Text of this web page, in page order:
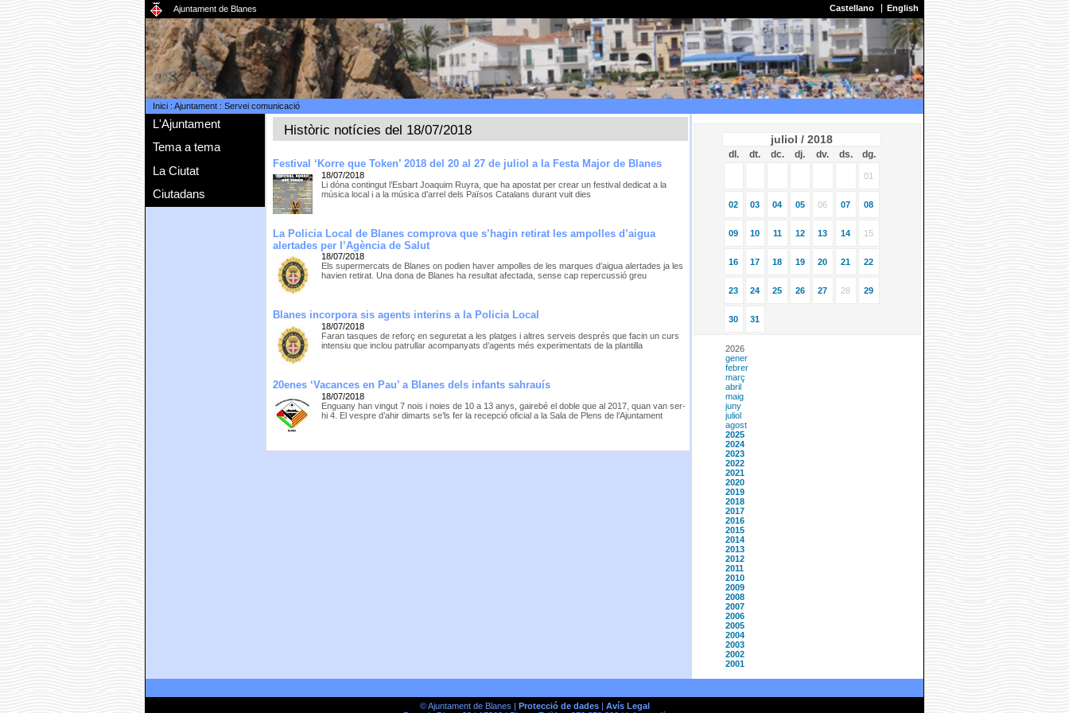
Ajuntament de Blanes Castellano English
Inici: Ajuntament: Servei comunicació
L'Ajuntament
Tema a tema
La Ciutat
Ciutadans
Històric notícies del 18/07/2018
Festival ‘Korre que Token’ 2018 del 20 al 27 de juliol a la Festa Major de Blanes
18/07/2018
Li dóna contingut l’Esbart Joaquim Ruyra, que ha apostat per crear un festival dedicat a la
música local i a la música d’arrel dels Països Catalans durant vuit dies
La Policia Local de Blanes comprova que s’hagin retirat les ampolles d’aigua
alertades per l’Agència de Salut
18/07/2018
Els supermercats de Blanes on podien haver ampolles de les marques d’aigua alertades ja les
havien retirat. Una dona de Blanes ha resultat afectada, sense cap repercussió greu
Blanes incorpora sis agents interins a la Policia Local
18/07/2018
Faran tasques de reforç en seguretat a les platges i altres serveis després que facin un curs
intensiu que inclou patrullar acompanyats d’agents més experimentats de la plantilla
20enes ‘Vacances en Pau’ a Blanes dels infants sahrauís
18/07/2018
Enguany han vingut 7 nois i noies de 10 a 13 anys, gairebé el doble que al 2017, quan van ser-
hi 4. El vespre d’ahir dimarts se’ls fer la recepció oficial a la Sala de Plens de l’Ajuntament
juliol / 2018
dl. dt. dc. dj. dv. ds. dg.
01
02 03 04 05 06 07 08
09 10 11 12 13 14 15
16 17 18 19 20 21 22
23 24 25 26 27 28 29
30 31
2026
gener
febrer
març
abril
maig
juny
juliol
agost
2025
2024
2023
2022
2021
2020
2019
2018
2017
2016
2015
2014
2013
2012
2011
2010
2009
2008
2007
2006
2005
2004
2003
2002
2001
© Ajuntament de Blanes | Protecció de dades| Avís Legal